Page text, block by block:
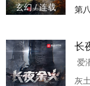
玄幻 / 连载
百
子
边
据
第
长
爱
灰